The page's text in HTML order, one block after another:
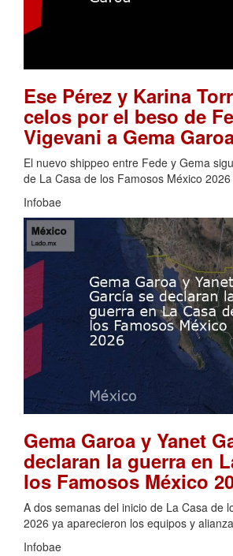
Ese Pérez y Karina
celos por el beso de
Vigevani a Gema Garoa
El nuevo shippeo entre Fede y Gema
de La Casa de los Famosos México 2026
Infobae
Gema Garoa y Yanet
declaran la guerra en
los Famosos México
A dos semanas del inicio de La Casa de
2026 ya aparecieron los equipos y
Infobae